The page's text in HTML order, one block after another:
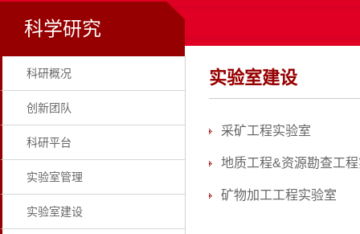
科学研究
科研概况
创新团队
科研平台
实验室管理
实验室建设
实验室建设
采矿工程实验室
地质工程&资源勘查工
矿物加工工程实验室